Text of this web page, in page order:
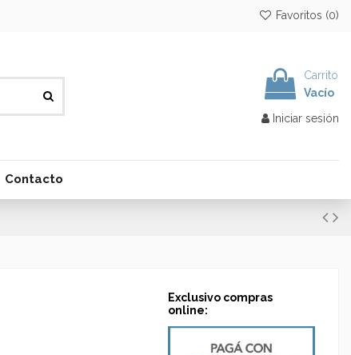
Favoritos (0)
Carrito
Vacío
Iniciar sesión
Contacto
Exclusivo compras
online: